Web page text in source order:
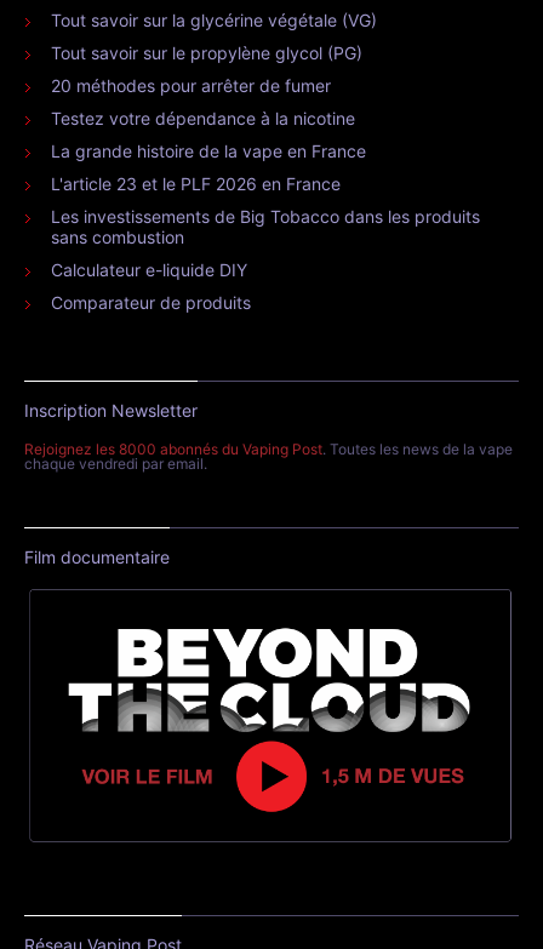
Tout savoir sur la glycérine végétale (VG)
Tout savoir sur le propylène glycol (PG)
20 méthodes pour arrêter de fumer
Testez votre dépendance à la nicotine
La grande histoire de la vape en France
L'article 23 et le PLF 2026 en France
Les investissements de Big Tobacco dans les produits
sans combustion
Calculateur e-liquide DIY
Comparateur de produits
Inscription Newsletter
Rejoignez les 8000 abonnés du Vaping Post. Toutes les news de la vape
chaque vendredi par email.
Film documentaire
Réseau Vaping Post